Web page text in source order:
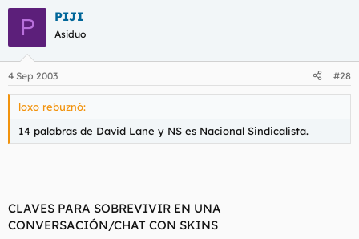
P PIJI
Asiduo
4 Sep 2003 #28
loxo rebuznó:
14 palabras de David Lane y NS es Nacional Sindicalista.
CLAVES PARA SOBREVIVIR EN UNA
CONVERSACIÓN/CHAT CON SKINS